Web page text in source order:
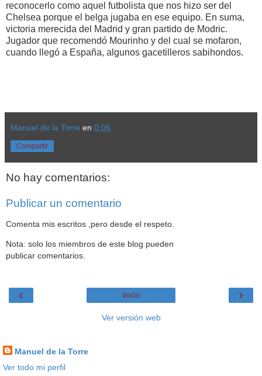
reconocerlo como aquel futbolista que nos hizo ser del
Chelsea porque el belga jugaba en ese equipo. En suma,
victoria merecida del Madrid y gran partido de Modric.
Jugador que recomendó Mourinho y del cual se mofaron,
cuando llegó a España, algunos gacetilleros sabihondos.
Manuel de la Torre en 0:06
Compartir
No hay comentarios:
Publicar un comentario
Comenta mis escritos ,pero desde el respeto.
Nota: solo los miembros de este blog pueden
publicar comentarios.
‹ ›
Inicio
Ver versión web
Manuel de la Torre
Ver todo mi perfil